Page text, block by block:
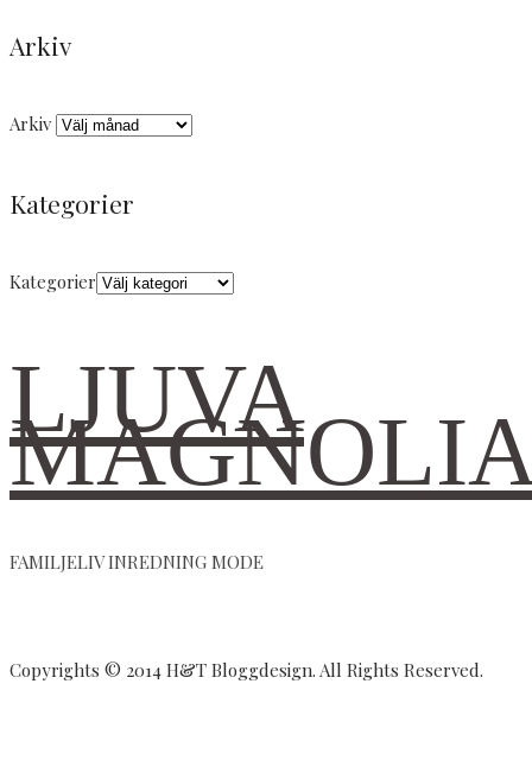
Arkiv
Arkiv
Kategorier
Kategorier
LJUVA
FAMILJELIV INREDNING MODE
Copyrights © 2014 H&T Bloggdesign. All Rights Reserved.